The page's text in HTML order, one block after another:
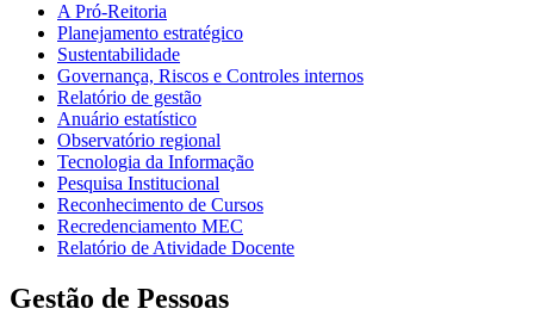
A Pró-Reitoria
Planejamento estratégico
Sustentabilidade
Governança, Riscos e Controles internos
Relatório de gestão
Anuário estatístico
Observatório regional
Tecnologia da Informação
Pesquisa Institucional
Reconhecimento de Cursos
Recredenciamento MEC
Relatório de Atividade Docente
Gestão de Pessoas